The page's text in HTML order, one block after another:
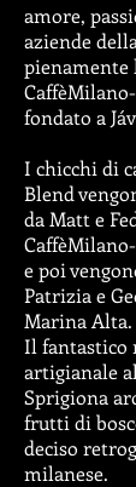
amore,
aziende
pienamente
fondato a
I chicchi di
Blend
da Matt e
e poi
Patrizia e
Marina Alta.
Il fantastico
artigianale
Sprigiona
frutti di
deciso
milanese.